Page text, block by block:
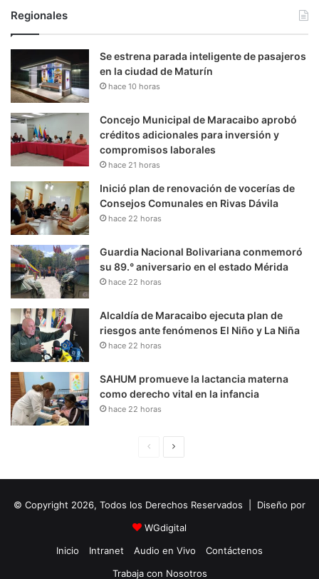
Regionales
Se estrena parada inteligente de pasajeros
en la ciudad de Maturín
hace 10 horas
Concejo Municipal de Maracaibo aprobó
créditos adicionales para inversión y
compromisos laborales
hace 21 horas
Inició plan de renovación de vocerías de
Consejos Comunales en Rivas Dávila
hace 22 horas
Guardia Nacional Bolivariana conmemoró
su 89.° aniversario en el estado Mérida
hace 22 horas
Alcaldía de Maracaibo ejecuta plan de
riesgos ante fenómenos El Niño y La Niña
hace 22 horas
SAHUM promueve la lactancia materna
como derecho vital en la infancia
hace 22 horas
i
n
a
u
i
e
© Copyright 2026, Todos los Derechos Reservados | Diseño por
WGdigital
Inicio
Intranet Audio en Vivo
Contáctenos
Trabaja con Nosotros